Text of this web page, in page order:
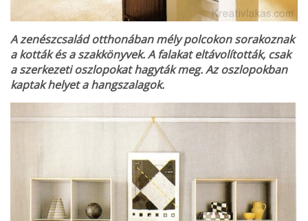
A zenészcsalád otthonában mély polcokon sorakoznak
a kották és a szakkönyvek. A falakat eltávolították, csak
a szerkezeti oszlopokat hagyták meg. Az oszlopokban
kaptak helyet a hangszalagok.